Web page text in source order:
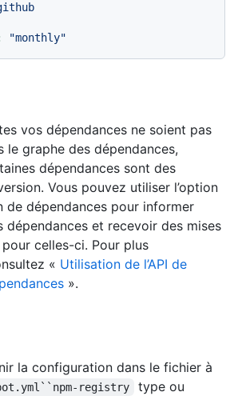
"monthly"
vos dépendances ne soient pas
le graphe des dépendances,
dépendances sont des
Vous pouvez utiliser l’option
de dépendances pour informer
dépendances et recevoir des mises
celles-ci. Pour plus
« Utilisation de l’API de
».
la configuration dans le fichier à
registry
type ou